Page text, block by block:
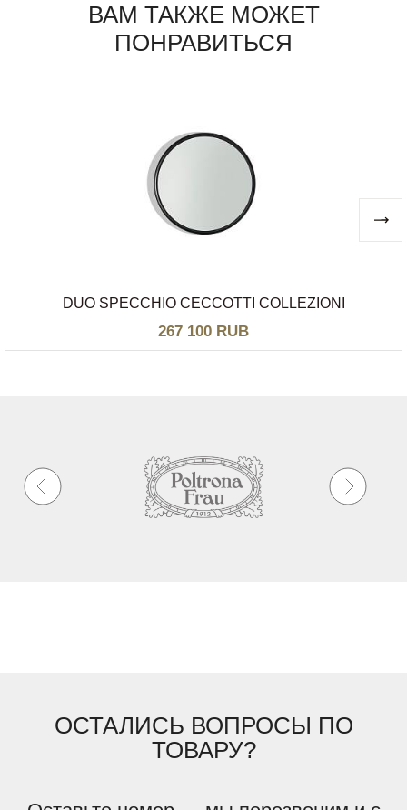
ВАМ ТАКЖЕ МОЖЕТ
ПОНРАВИТЬСЯ
DUO SPECCHIO CECCOTTI COLLEZIONI
267 100 RUB
ОСТАЛИСЬ ВОПРОСЫ ПО
ТОВАРУ?